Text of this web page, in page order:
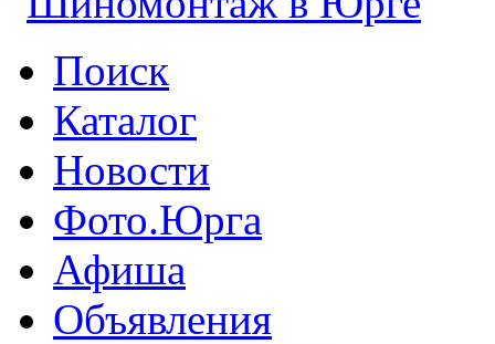
Поиск
Каталог
Новости
Фото.Юрга
Афиша
Объявления